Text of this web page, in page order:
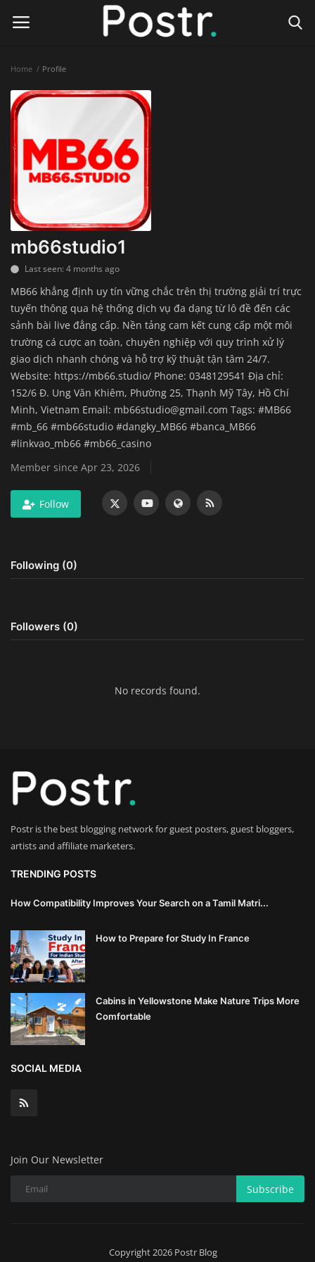
Home
Finance & Investing
Health & Wellness
Legal Services
Technology & Software
Online Education
Home Improvement & DIY Projects
Business & Entrepreneurship
Insights
Travel & Luxury Experiences
Digital Marketing & SEO Strategies
Luxury Lifestyle & Personal Finance
Sustainable Living & Eco-Friendly
Medical Technology & Healthcare
Innovation
Artificial Intelligence & Machine
Learning
Luxury Automotive & Transportation
Advanced Manufacturing & Industry
Strategy
Wealth Management & High-Net-
Worth Planning
Home Profile
mb66studio1
Last seen: 4 months ago
MB66 khẳng định uy tín vững chắc trên thị trường giải trí trực
tuyến thông qua hệ thống dịch vụ đa dạng từ lô đề đến các
sảnh bài live đẳng cấp. Nền tảng cam kết cung cấp một môi
trường cá cược an toàn, chuyên nghiệp với quy trình xử lý
giao dịch nhanh chóng và hỗ trợ kỹ thuật tận tâm 24/7.
Website: https://mb66.studio/ Phone: 0348129541 Địa chỉ:
152/6 Đ. Ung Văn Khiêm, Phường 25, Thạnh Mỹ Tây, Hồ Chí
Minh, Vietnam Email: mb66studio@gmail.com Tags: #MB66
#mb_66 #mb66studio #dangky_MB66 #banca_MB66
#linkvao_mb66 #mb66_casino
Member since Apr 23, 2026
Follow
Following (0)
Followers (0)
No records found.
Postr is the best blogging network for guest posters, guest bloggers,
artists and affiliate marketers.
TRENDING POSTS
How Compatibility Improves Your Search on a Tamil Matri...
How to Prepare for Study In France
Cabins in Yellowstone Make Nature Trips More
Comfortable
SOCIAL MEDIA
Join Our Newsletter
Subscribe
Copyright 2026 Postr Blog